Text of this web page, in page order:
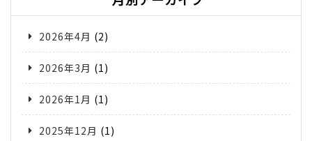
2026年4月 (2)
2026年3月 (1)
2026年1月 (1)
2025年12月 (1)